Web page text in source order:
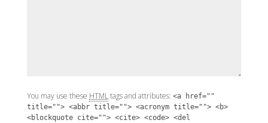
You may use these HTMLtags and attributes: <a href=""
title=""> <abbr title=""> <acronym title=""> <b>
<blockquote cite=""> <cite> <code> <del